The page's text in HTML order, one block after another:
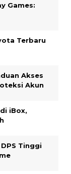
Games:
Terbaru
Akses
Akun
iBox,
Tinggi